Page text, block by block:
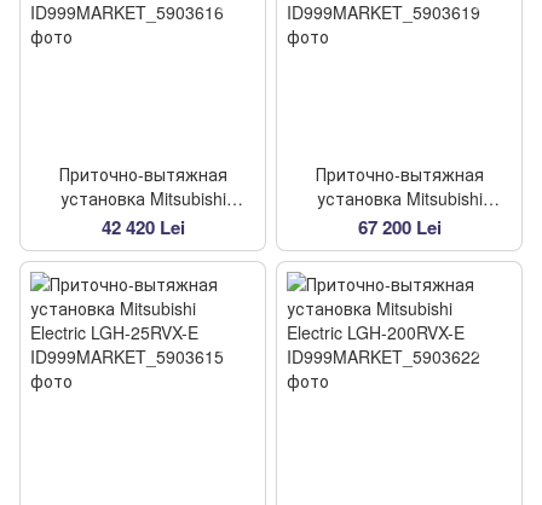
Приточно-вытяжная
установка Mitsubishi
Electric LGH-35RVX-E
42 420 Lei
Приточно-вытяжная
установка Mitsubishi
Electric LGH-80RVX-E
67 200 Lei